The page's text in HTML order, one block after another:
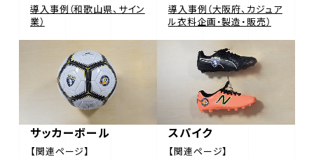
導入事例（和歌山県、サイン
業）
導入事例（大阪府、カジュア
ル衣料企画・製造・販売）
サッカーボール
【関連ページ】
スパイク
【関連ページ】